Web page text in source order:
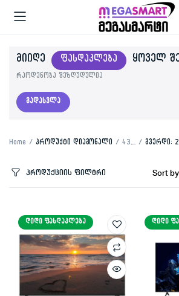
ᲛᲘᲘᲦᲔ ᲤᲐᲡᲓᲐᲙᲚᲔᲑᲐ ᲧᲝᲕᲔᲚ
რაოდენობა შეზღუდულია
გადასვლა
Home პროდუქტი დიაგონალი 43'' გვერდი: 2
პროდუქციის ფილტრი
ᲓᲘᲓᲘ ᲤᲐᲡᲓᲐᲙᲚᲔᲑᲐ ᲓᲘᲓᲘ